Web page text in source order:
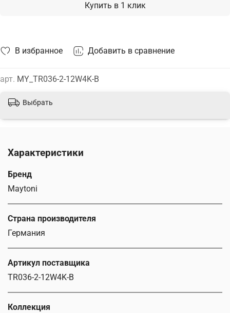
В избранное Добавить в сравнение
арт. MY_TR036-2-12W4K-B
Купить в 1 клик
Выбрать
Характеристики
Бренд
Maytoni
Страна производителя
Германия
Артикул поставщика
TR036-2-12W4K-B
Коллекция